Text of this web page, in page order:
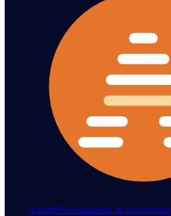
ArconteProcesamiento de documentos